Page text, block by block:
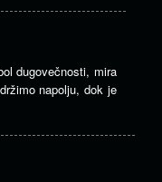
dugovečnosti, mira
napolju, dok je